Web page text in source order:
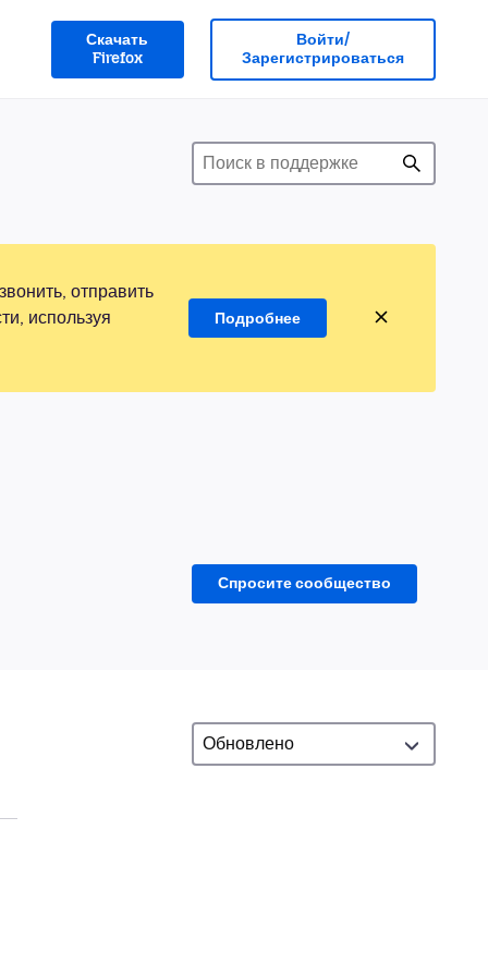
Скачать
Firefox
Войти/
Зарегистрироваться
отправить
используя
Подробнее
Спросите сообщество